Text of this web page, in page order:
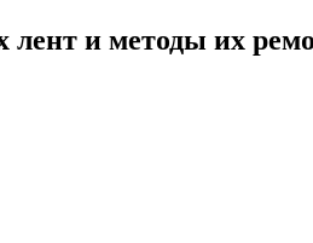
лент и методы их